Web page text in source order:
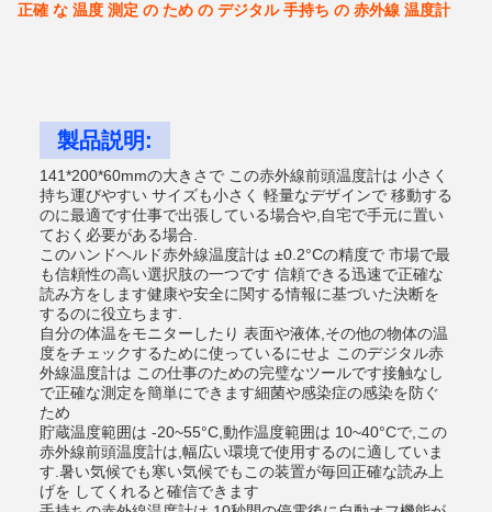
正確 な 温度 測定 の ため の デジタル 手持ち の 赤外線 温度計
製品説明:
141*200*60mmの大きさで この赤外線前頭温度計は 小さく
持ち運びやすい サイズも小さく 軽量なデザインで 移動する
のに最適です仕事で出張している場合や,自宅で手元に置い
ておく必要がある場合.
このハンドヘルド赤外線温度計は ±0.2°Cの精度で 市場で最
も信頼性の高い選択肢の一つです 信頼できる迅速で正確な
読み方をします健康や安全に関する情報に基づいた決断を
するのに役立ちます.
自分の体温をモニターしたり 表面や液体,その他の物体の温
度をチェックするために使っているにせよ このデジタル赤
外線温度計は この仕事のための完璧なツールです接触なし
で正確な測定を簡単にできます細菌や感染症の感染を防ぐ
ため
貯蔵温度範囲は -20~55°C,動作温度範囲は 10~40°Cで,この
赤外線前頭温度計は,幅広い環境で使用するのに適していま
す.暑い気候でも寒い気候でもこの装置が毎回正確な読み上
げを してくれると確信できます